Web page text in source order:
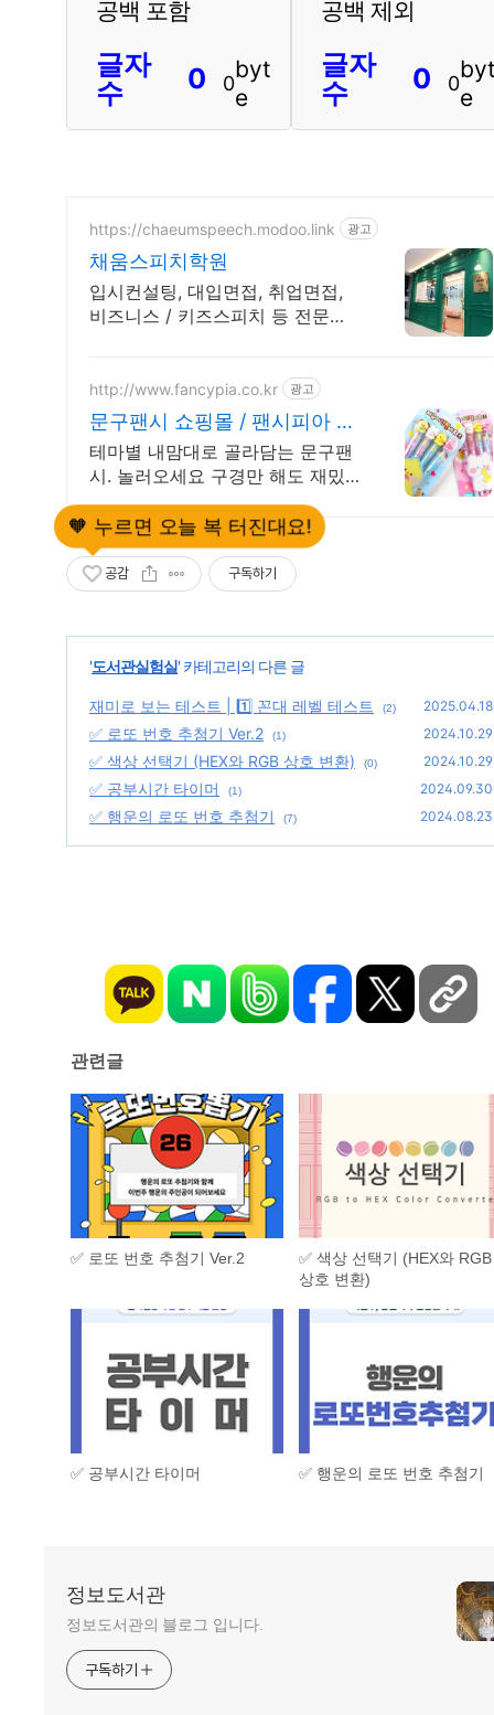
공백 포함
글자
수
0 0
byt
e
공백 제외
글자
수
0 0
e
https://chaeumspeech.modoo.link 광고
채움스피치학원
입시컨설팅, 대입면접, 취업면접,
비즈니스 / 키즈스피치 등 전문가
http://www.fancypia.co.kr 광고
문구팬시 쇼핑몰 / 팬시피아 우
수고객 추가 최대 5%할인
테마별 내맘대로 골라담는 문구팬
시. 놀러오세요 구경만 해도 재밌
는 팬시피아로!
공감 구독하기
'도서관실험실' 카테고리의 다른 글
재미로 보는 테스트 | 1️⃣ 꼰대 레벨 테스트 (2) 2025.04.18
✅ 로또 번호 추첨기 Ver.2 (1) 2024.10.29
✅ 색상 선택기 (HEX와 RGB 상호 변환) (0) 2024.10.29
✅ 공부시간 타이머 (1) 2024.09.30
✅ 행운의 로또 번호 추첨기 (7) 2024.08.23
관련글
✅ 로또 번호 추첨기 Ver.2
✅ 색상 선택기 (HEX와 RGB
상호 변환)
✅ 공부시간 타이머 ✅ 행운의 로또 번호 추첨기
정보도서관
정보도서관의 블로그 입니다.
구독하기